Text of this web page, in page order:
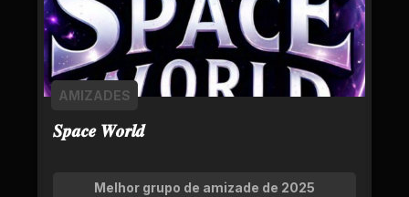
𝑺𝒑𝒂𝒄𝒆 𝑾𝒐𝒓𝒍𝒅
AMIZADES
Melhor grupo de amizade de 2025